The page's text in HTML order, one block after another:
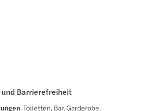
Barrierefreiheit
: Toiletten, Bar, Garderobe,